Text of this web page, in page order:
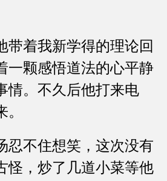
着我新学得的理论回
一颗感悟道法的心平静
情。不久后他打来电
不住想笑，这次没有
怪，炒了几道小菜等他